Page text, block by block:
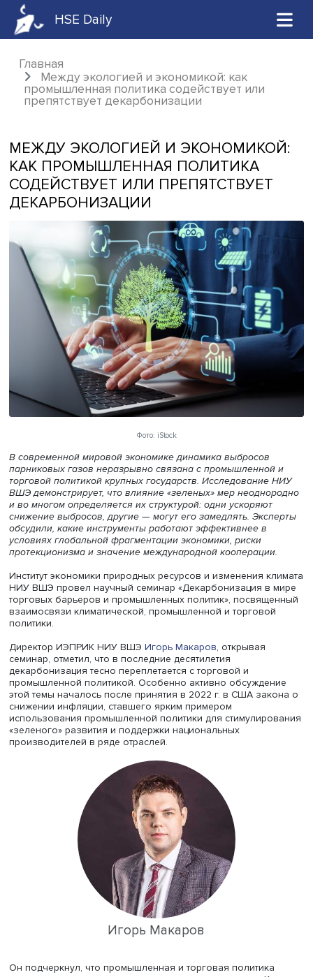
HSE Daily
Главная
Между экологией и экономикой: как
промышленная политика содействует или
МЕЖДУ ЭКОЛОГИЕЙ И
КАК ПРОМЫШЛЕННАЯ ПОЛИТИКА
СОДЕЙСТВУЕТ ИЛИ
ДЕКАРБОНИЗАЦИИ
Фото: iStock
В современной мировой экономике динамика выбросов
парниковых газов неразрывно связана с
торговой политикой крупных государств.
и во многом определяется их структурой: одни ускоряют
снижение выбросов, другие — могут его замедлять.
обсудили, какие инструменты работают эффективнее в
условиях глобальной фрагментации экономики, риски
Институт экономики природных ресурсов и изменения
НИУ ВШЭ провел научный семинар «Декарбонизация
торговых барьеров и промышленных политик»,
взаимосвязи климатической, промышленной и
политики.
Директор ИЭПРИК НИУ ВШЭИгорь Макаров
семинар, отметил, что в последние десятилетия
декарбонизация тесно переплетается с торговой и
промышленной политикой. Особенно активно
этой темы началось после принятия в 2022 г. в США
снижении инфляции, ставшего ярким примером
использования промышленной политики для
«зеленого» развития и поддержки национальных
производителей в ряде отраслей.